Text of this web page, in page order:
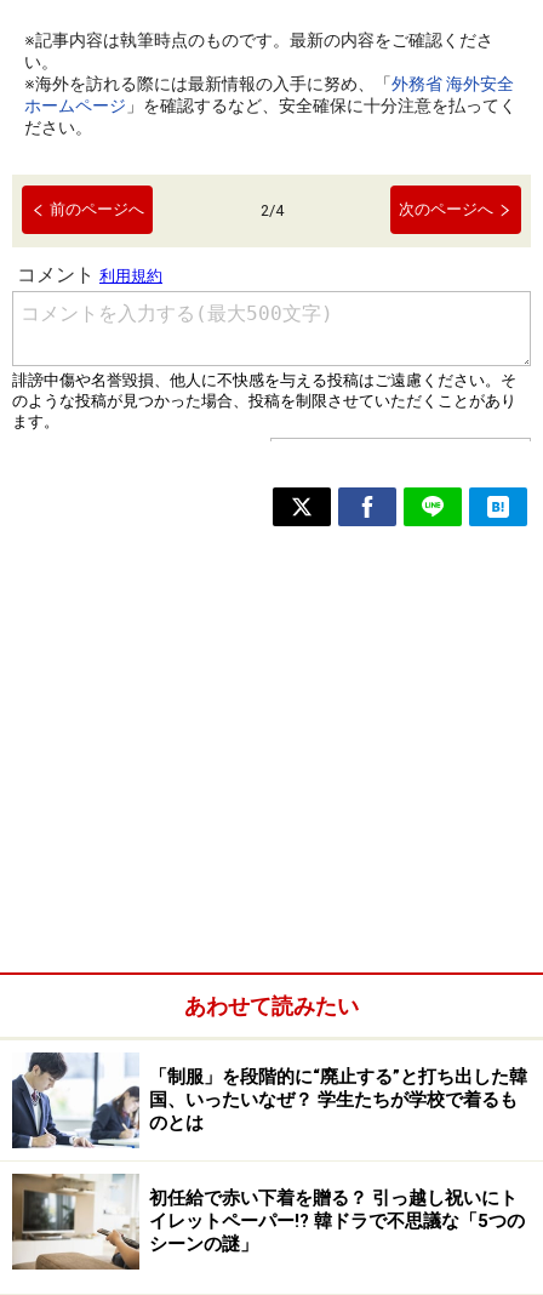
※記事内容は執筆時点のものです。最新の内容をご確認くださ
い。
※海外を訪れる際には最新情報の入手に努め、「外務省 海外安全
ホームページ 」を確認するなど、安全確保に十分注意を払ってく
ださい。
前のページへ 2/4 次のページへ
あわせて読みたい
「制服」を段階的に“廃止する”と打ち出した韓
国、いったいなぜ？ 学生たちが学校で着るも
のとは
初任給で赤い下着を贈る？ 引っ越し祝いにト
イレットペーパー!? 韓ドラで不思議な「5つの
シーンの謎」